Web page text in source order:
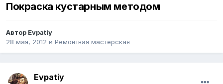
Покраска кустарным методом
Автор Evpatiy
28 мая, 2012 в Ремонтная мастерская
Evpatiy